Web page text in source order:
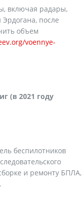
включая радары,
после
объем
voennye-
(в 2021 году
беспилотников
и ремонту БПЛА,